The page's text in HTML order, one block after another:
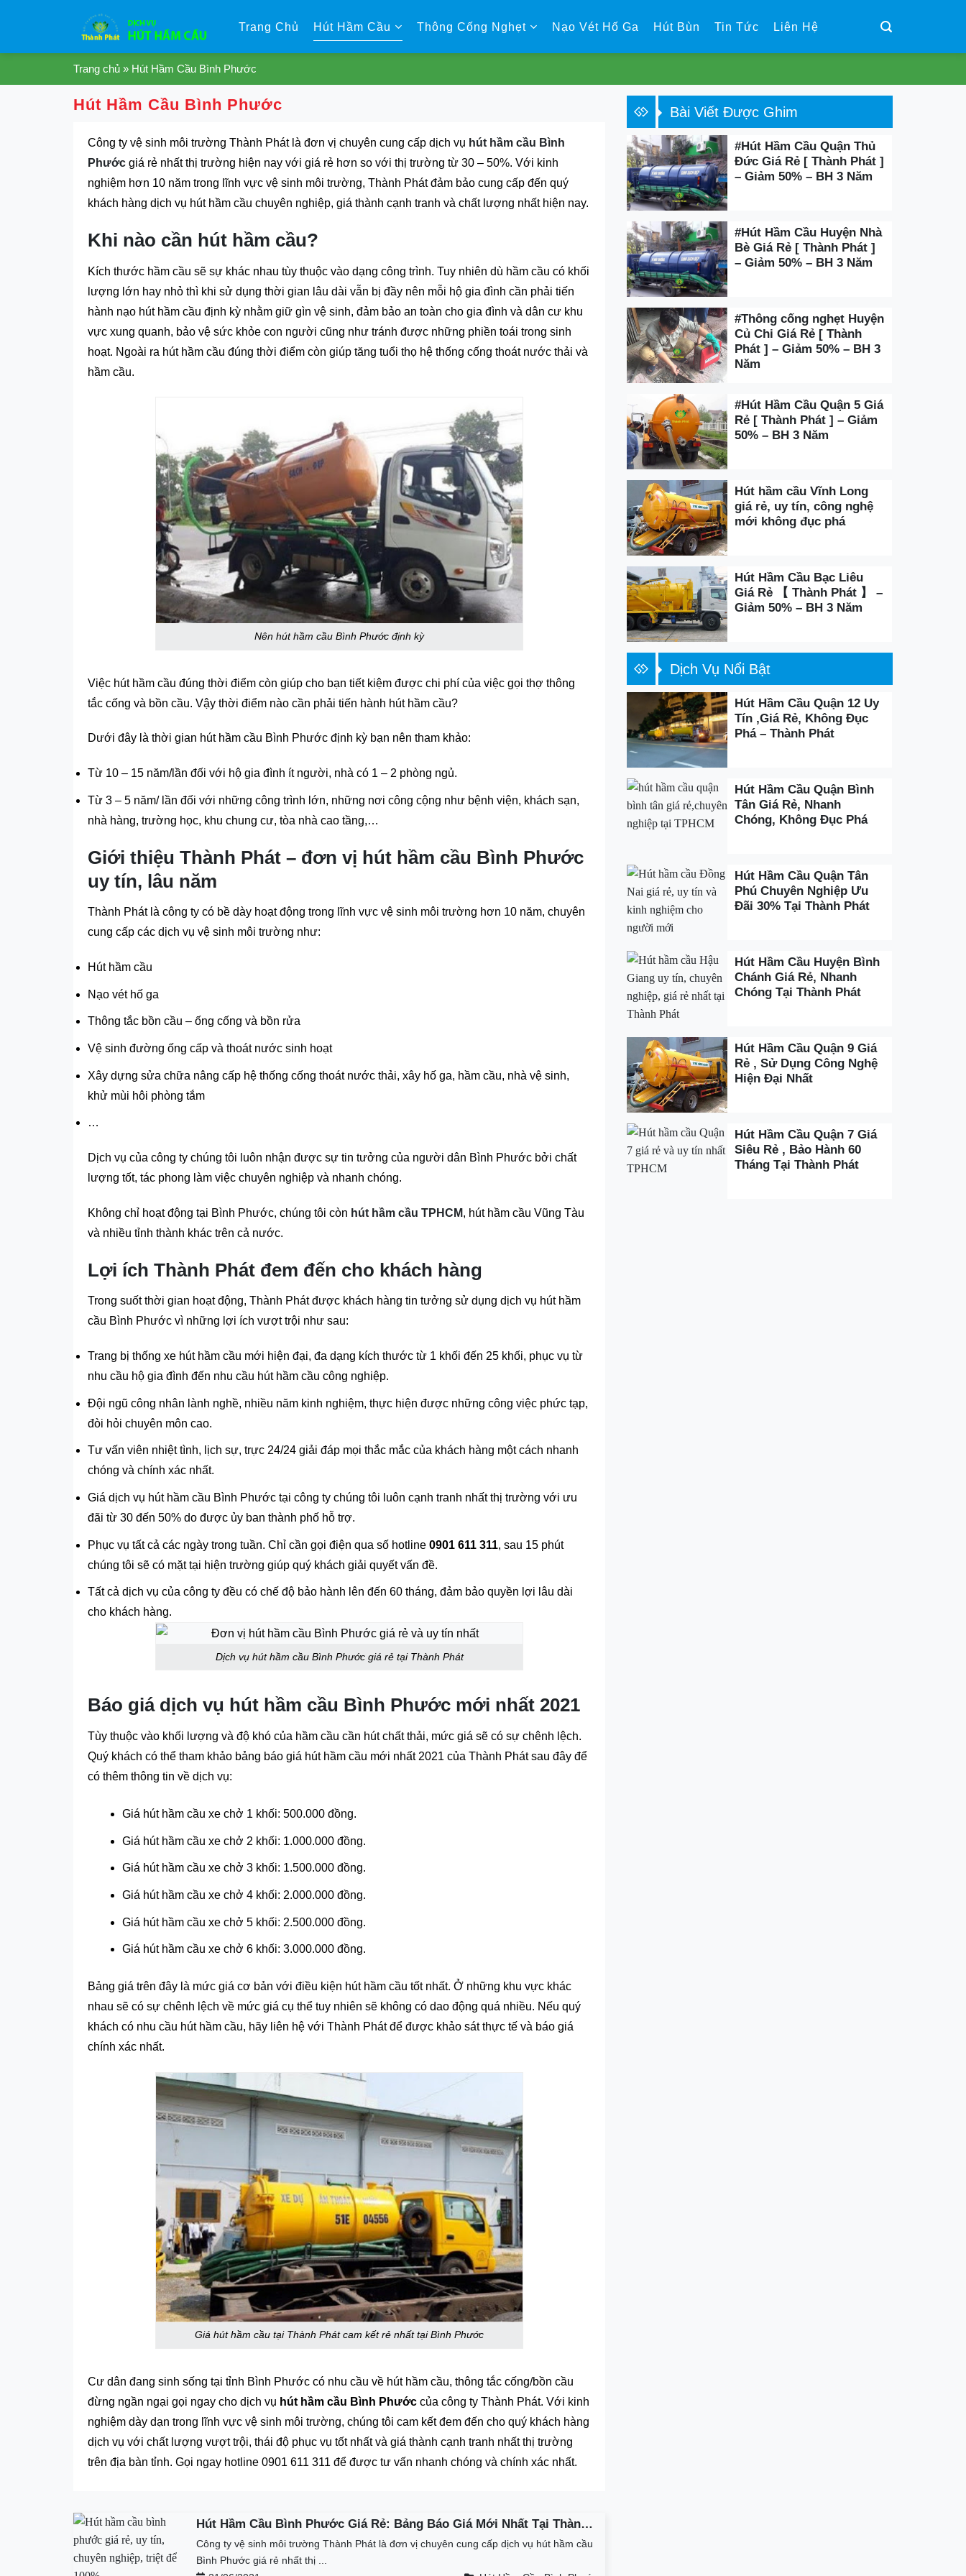
Trang Chủ Hút Hầm Cầu Thông Cống Nghẹt Nạo Vét Hố Ga Hút Bùn Tin Tức Liên Hệ
Trang chủ » Hút Hầm Cầu Bình Phước
Hút Hầm Cầu Bình Phước
Công ty vệ sinh môi trường Thành Phát là đơn vị chuyên cung cấp dịch vụ hút hầm cầu Bình
Phước giá rẻ nhất thị trường hiện nay với giá rẻ hơn so với thị trường từ 30 – 50%. Với kinh
nghiệm hơn 10 năm trong lĩnh vực vệ sinh môi trường, Thành Phát đảm bảo cung cấp đến quý
khách hàng dịch vụ hút hầm cầu chuyên nghiệp, giá thành cạnh tranh và chất lượng nhất hiện nay.
Khi nào cần hút hầm cầu?
Kích thước hầm cầu sẽ sự khác nhau tùy thuộc vào dạng công trình. Tuy nhiên dù hầm cầu có khối
lượng lớn hay nhỏ thì khi sử dụng thời gian lâu dài vẫn bị đầy nên mỗi hộ gia đình cần phải tiến
hành nạo hút hầm cầu định kỳ nhằm giữ gìn vệ sinh, đảm bảo an toàn cho gia đình và dân cư khu
vực xung quanh, bảo vệ sức khỏe con người cũng như tránh được những phiền toái trong sinh
hoạt. Ngoài ra hút hầm cầu đúng thời điểm còn giúp tăng tuổi thọ hệ thống cống thoát nước thải và
hầm cầu.
Nên hút hầm cầu Bình Phước định kỳ
Việc hút hầm cầu đúng thời điểm còn giúp cho bạn tiết kiệm được chi phí của việc gọi thợ thông
tắc cống và bồn cầu. Vậy thời điểm nào cần phải tiến hành hút hầm cầu?
Dưới đây là thời gian hút hầm cầu Bình Phước định kỳ bạn nên tham khảo:
Từ 10 – 15 năm/lần đối với hộ gia đình ít người, nhà có 1 – 2 phòng ngủ.
Từ 3 – 5 năm/ lần đối với những công trình lớn, những nơi công cộng như bệnh viện, khách sạn,
nhà hàng, trường học, khu chung cư, tòa nhà cao tầng,…
Giới thiệu Thành Phát – đơn vị hút hầm cầu Bình Phước
uy tín, lâu năm
Thành Phát là công ty có bề dày hoạt động trong lĩnh vực vệ sinh môi trường hơn 10 năm, chuyên
cung cấp các dịch vụ vệ sinh môi trường như:
Hút hầm cầu
Nạo vét hố ga
Thông tắc bồn cầu – ống cống và bồn rửa
Vệ sinh đường ống cấp và thoát nước sinh hoạt
Xây dựng sửa chữa nâng cấp hệ thống cống thoát nước thải, xây hố ga, hầm cầu, nhà vệ sinh,
khử mùi hôi phòng tắm
…
Dịch vụ của công ty chúng tôi luôn nhận được sự tin tưởng của người dân Bình Phước bởi chất
lượng tốt, tác phong làm việc chuyên nghiệp và nhanh chóng.
Không chỉ hoạt động tại Bình Phước, chúng tôi còn hút hầm cầu TPHCM, hút hầm cầu Vũng Tàu
và nhiều tỉnh thành khác trên cả nước.
Lợi ích Thành Phát đem đến cho khách hàng
Trong suốt thời gian hoạt động, Thành Phát được khách hàng tin tưởng sử dụng dịch vụ hút hầm
cầu Bình Phước vì những lợi ích vượt trội như sau:
Trang bị thống xe hút hầm cầu mới hiện đại, đa dạng kích thước từ 1 khối đến 25 khối, phục vụ từ
nhu cầu hộ gia đình đến nhu cầu hút hầm cầu công nghiệp.
Đội ngũ công nhân lành nghề, nhiều năm kinh nghiệm, thực hiện được những công việc phức tạp,
đòi hỏi chuyên môn cao.
Tư vấn viên nhiệt tình, lịch sự, trực 24/24 giải đáp mọi thắc mắc của khách hàng một cách nhanh
chóng và chính xác nhất.
Giá dịch vụ hút hầm cầu Bình Phước tại công ty chúng tôi luôn cạnh tranh nhất thị trường với ưu
đãi từ 30 đến 50% do được ủy ban thành phố hỗ trợ.
Phục vụ tất cả các ngày trong tuần. Chỉ cần gọi điện qua số hotline 0901 611 311, sau 15 phút
chúng tôi sẽ có mặt tại hiện trường giúp quý khách giải quyết vấn đề.
Tất cả dịch vụ của công ty đều có chế độ bảo hành lên đến 60 tháng, đảm bảo quyền lợi lâu dài
cho khách hàng.
Dịch vụ hút hầm cầu Bình Phước giá rẻ tại Thành Phát
Báo giá dịch vụ hút hầm cầu Bình Phước mới nhất 2021
Tùy thuộc vào khối lượng và độ khó của hầm cầu cần hút chất thải, mức giá sẽ có sự chênh lệch.
Quý khách có thể tham khảo bảng báo giá hút hầm cầu mới nhất 2021 của Thành Phát sau đây để
có thêm thông tin về dịch vụ:
Giá hút hầm cầu xe chở 1 khối: 500.000 đồng.
Giá hút hầm cầu xe chở 2 khối: 1.000.000 đồng.
Giá hút hầm cầu xe chở 3 khối: 1.500.000 đồng.
Giá hút hầm cầu xe chở 4 khối: 2.000.000 đồng.
Giá hút hầm cầu xe chở 5 khối: 2.500.000 đồng.
Giá hút hầm cầu xe chở 6 khối: 3.000.000 đồng.
Bảng giá trên đây là mức giá cơ bản với điều kiện hút hầm cầu tốt nhất. Ở những khu vực khác
nhau sẽ có sự chênh lệch về mức giá cụ thể tuy nhiên sẽ không có dao động quá nhiều. Nếu quý
khách có nhu cầu hút hầm cầu, hãy liên hệ với Thành Phát để được khảo sát thực tế và báo giá
chính xác nhất.
Giá hút hầm cầu tại Thành Phát cam kết rẻ nhất tại Bình Phước
Cư dân đang sinh sống tại tỉnh Bình Phước có nhu cầu về hút hầm cầu, thông tắc cống/bồn cầu
đừng ngần ngại gọi ngay cho dịch vụ hút hầm cầu Bình Phước của công ty Thành Phát. Với kinh
nghiệm dày dạn trong lĩnh vực vệ sinh môi trường, chúng tôi cam kết đem đến cho quý khách hàng
dịch vụ với chất lượng vượt trội, thái độ phục vụ tốt nhất và giá thành cạnh tranh nhất thị trường
trên địa bàn tỉnh. Gọi ngay hotline 0901 611 311 để được tư vấn nhanh chóng và chính xác nhất.
Hút Hầm Cầu Bình Phước Giá Rẻ: Bảng Báo Giá Mới Nhất Tại Thành
Phát
Công ty vệ sinh môi trường Thành Phát là đơn vị chuyên cung cấp dịch vụ hút hầm cầu
Bình Phước giá rẻ nhất thị ...
Bài Viết Được Ghim
#Hút Hầm Cầu Quận Thủ
Đức Giá Rẻ [ Thành Phát ]
– Giảm 50% – BH 3 Năm
#Hút Hầm Cầu Huyện Nhà
Bè Giá Rẻ [ Thành Phát ]
– Giảm 50% – BH 3 Năm
#Thông cống nghẹt Huyện
Củ Chi Giá Rẻ [ Thành
Phát ] – Giảm 50% – BH 3
Năm
#Hút Hầm Cầu Quận 5 Giá
Rẻ [ Thành Phát ] – Giảm
50% – BH 3 Năm
Hút hầm cầu Vĩnh Long
giá rẻ, uy tín, công nghệ
mới không đục phá
Hút Hầm Cầu Bạc Liêu
Giá Rẻ 【 Thành Phát 】 –
Giảm 50% – BH 3 Năm
Dịch Vụ Nổi Bật
Hút Hầm Cầu Quận 12 Uy
Tín ,Giá Rẻ, Không Đục
Phá – Thành Phát
Hút Hầm Cầu Quận Bình
Tân Giá Rẻ, Nhanh
Chóng, Không Đục Phá
Hút Hầm Cầu Quận Tân
Phú Chuyên Nghiệp Ưu
Đãi 30% Tại Thành Phát
Hút Hầm Cầu Huyện Bình
Chánh Giá Rẻ, Nhanh
Chóng Tại Thành Phát
Hút Hầm Cầu Quận 9 Giá
Rẻ , Sử Dụng Công Nghệ
Hiện Đại Nhất
Hút Hầm Cầu Quận 7 Giá
Siêu Rẻ , Bảo Hành 60
Tháng Tại Thành Phát